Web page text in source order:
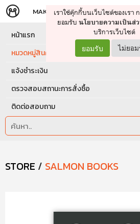
จัดการรถเข็น ดำเนินการต่อ
MAKERS STORE
เราใช้คุ๊กกี้บนเว็บไซต์ของเรา
ยอมรับ นโยบายความเป็นส่
บริการเว็บไซต์
ยอมรับ ไม่ยอม
หน้าแรก
หมวดหมู่สินค้า
แจ้งชำระเงิน
ตรวจสอบสถานะการสั่งซื้อ
ติดต่อสอบถาม
STORE / SALMON BOOKS